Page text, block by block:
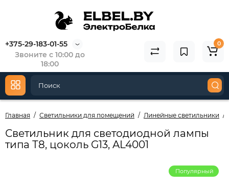
+375-29-183-01-55
Звоните с 10:00 до
18:00
0
Главная Светильники для помещений Линейные светильники
Светильник для светодиодной лампы
типа Т8, цоколь G13, AL4001
Популярный